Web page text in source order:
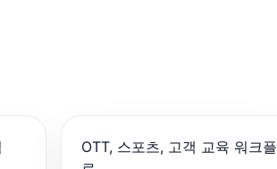
OTT, 스포츠, 고객 교육 워크플